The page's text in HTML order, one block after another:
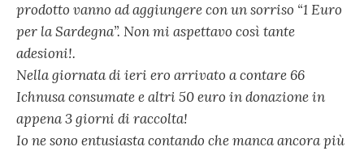
prodotto vanno ad aggiungere con un sorriso “1 Euro
per la Sardegna”. Non mi aspettavo così tante
adesioni!.
Nella giornata di ieri ero arrivato a contare 66
Ichnusa consumate e altri 50 euro in donazione in
appena 3 giorni di raccolta!
Io ne sono entusiasta contando che manca ancora più